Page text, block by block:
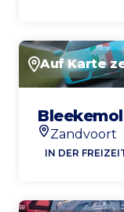
Auf Karte
Standort
Zandvoort
IN DER